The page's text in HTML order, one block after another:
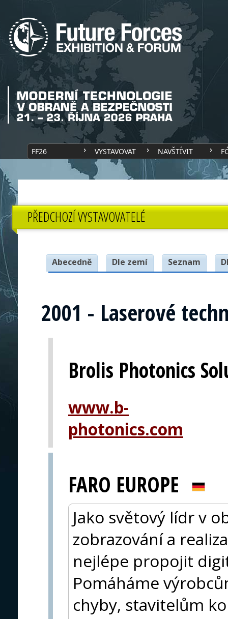
FF26 VYSTAVOVAT NAVŠTÍVIT
PŘEDCHOZÍ VYSTAVOVATELÉ
Abecedně Dle zemí Seznam
2001 - Laserové
Brolis Photonics
www.b-
photonics.com
FARO EUROPE
Jako světový lídr v
zobrazování a
nejlépe propojit
Pomáháme
chyby, stavitelům